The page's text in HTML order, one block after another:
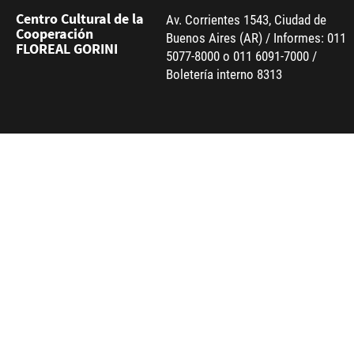
Centro Cultural de la
Cooperación
FLOREAL GORINI
Av. Corrientes 1543, Ciudad de
Buenos Aires (AR) / Informes: 011
5077-8000 o 011 6091-7000 /
Boletería interno 8313